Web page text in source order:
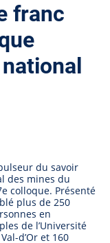
franc
du savoir
des mines du
colloque. Présenté
plus de 250
en
de l’Université
d’Or et 160